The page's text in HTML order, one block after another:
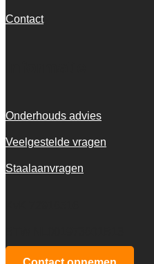
Contact
Onderhouds advies
Veelgestelde vragen
Staalaanvragen